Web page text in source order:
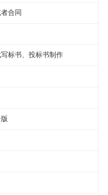
合同
标书、投标书制作